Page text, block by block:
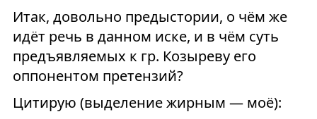
Итак, довольно предыстории, о чём же
идёт речь в данном иске, и в чём суть
предъявляемых к гр. Козыреву его
оппонентом претензий?
Цитирую (выделение жирным — моё):